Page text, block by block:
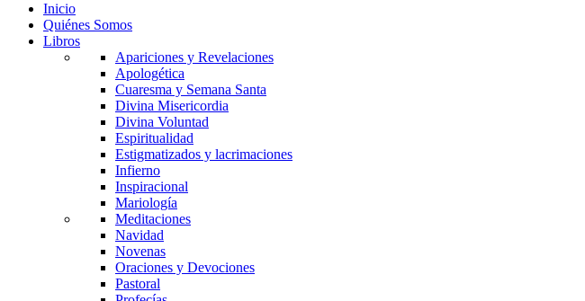
Inicio
Quiénes Somos
Libros
Apariciones y Revelaciones
Apologética
Cuaresma y Semana Santa
Divina Misericordia
Divina Voluntad
Espiritualidad
Estigmatizados y lacrimaciones
Infierno
Inspiracional
Mariología
Meditaciones
Navidad
Novenas
Oraciones y Devociones
Pastoral